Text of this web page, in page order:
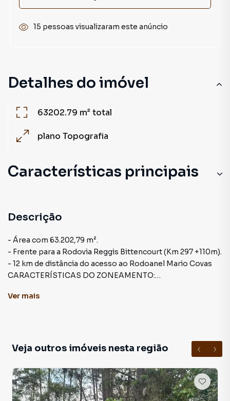
Detalhes do imóvel
63202.79 m²total
plano Topografia
Características principais
Descrição
- Área com 63.202,79 m².
- Frente para a Rodovia Reggis Bittencourt (Km 297 +110m).
- 12 km de distância do acesso ao Rodoanel Mario Covas
CARACTERÍSTICAS DO ZONEAMENTO:
- Parte em: Zona Especial de Proteção Ambiental: ZEPA 1
1.000,00 m² / ZFMEM: 5.000,00m²
- Coeficiente de Aproveitamento Máximo (CAM): 1.0
- Índice de Impermiabilidade do Solo (IP): 0.2
- Permitida na ZEFEM a atividade de Construção de
Galpões Industriais e Logística
Ver mais
Veja outros imóveis nesta região
15 pessoas visualizaram este anúncio